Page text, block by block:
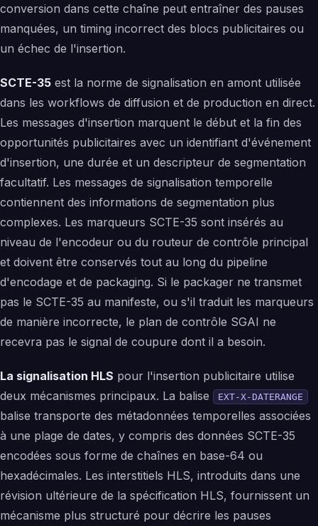
conversion dans cette chaîne peut entraîner des pauses
manquées, un timing incorrect des blocs publicitaires ou
un échec de l'insertion.
SCTE-35 est la norme de signalisation en amont utilisée
dans les workflows de diffusion et de production en direct.
Les messages d'insertion marquent le début et la fin des
opportunités publicitaires avec un identifiant d'événement
d'insertion, une durée et un descripteur de segmentation
facultatif. Les messages de signalisation temporelle
contiennent des informations de segmentation plus
complexes. Les marqueurs SCTE-35 sont insérés au
niveau de l'encodeur ou du routeur de contrôle principal
et doivent être conservés tout au long du pipeline
d'encodage et de packaging. Si le packager ne transmet
pas le SCTE-35 au manifeste, ou s'il traduit les marqueurs
de manière incorrecte, le plan de contrôle SGAI ne
recevra pas le signal de coupure dont il a besoin.
La signalisation HLS pour l'insertion publicitaire utilise
deux mécanismes principaux. La balise
EXT-X-DATERANGE
balise transporte des métadonnées temporelles associées
à une plage de dates, y compris des données SCTE-35
encodées sous forme de chaînes en base-64 ou
hexadécimales. Les interstitiels HLS, introduits dans une
révision ultérieure de la spécification HLS, fournissent un
mécanisme plus structuré pour décrire les pauses